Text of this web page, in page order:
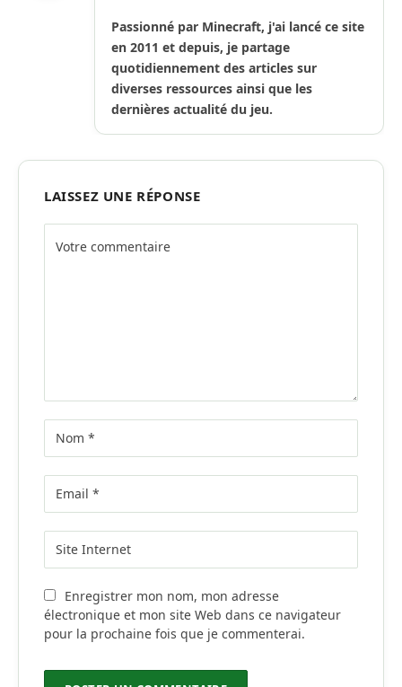
Passionné par Minecraft, j'ai lancé ce site
en 2011 et depuis, je partage
quotidiennement des articles sur
diverses ressources ainsi que les
dernières actualité du jeu.
LAISSEZ UNE RÉPONSE
Enregistrer mon nom, mon adresse
électronique et mon site Web dans ce navigateur
pour la prochaine fois que je commenterai.